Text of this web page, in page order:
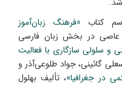
کتاب «فرهنگ زبان‌آموز
در بخش زبان فارسی
و سلولی سازگاری با فعالیت
گائینی، جواد طلوعی‌آذر و
در جغرافیا»، تألیف بهلول